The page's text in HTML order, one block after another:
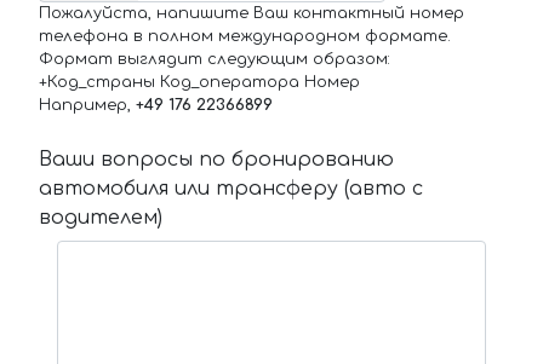
Пожалуйста, напишите Ваш контактный номер
телефона в полном международном формате.
Формат выглядит следующим образом:
+Код_страны Код_оператора Номер
Например, +49 176 22366899
Ваши вопросы по бронированию
автомобиля или трансферу (авто с
водителем)